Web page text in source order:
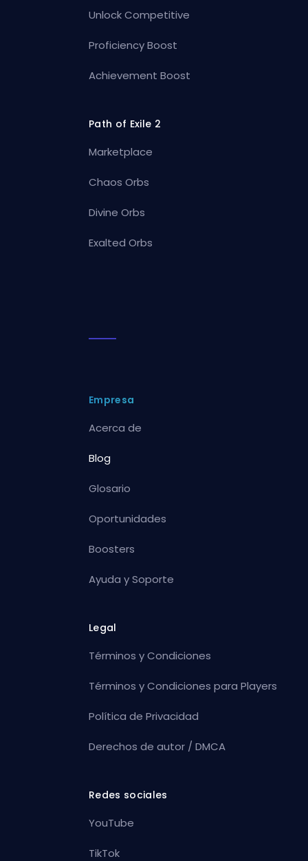
Unlock Competitive
Proficiency Boost
Achievement Boost
Path of Exile 2
Marketplace
Chaos Orbs
Divine Orbs
Exalted Orbs
Empresa
Acerca de
Blog
Glosario
Oportunidades
Boosters
Ayuda y Soporte
Legal
Términos y Condiciones
Términos y Condiciones para Players
Política de Privacidad
Derechos de autor / DMCA
Redes sociales
YouTube
TikTok